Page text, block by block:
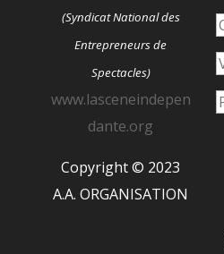
(Syndicat National des
Entrepreneurs de
Spectacles)
www.lasceneindepen
dante.org
Copyright © 2023
A.A. ORGANISATION